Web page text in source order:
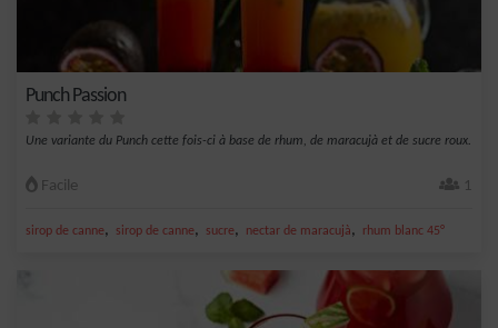
Punch Passion
Une variante du Punch cette fois-ci à base de rhum, de maracujà et de sucre roux.
Facile 1
sirop de canne, sirop de canne, sucre, nectar de maracujà, rhum blanc 45°